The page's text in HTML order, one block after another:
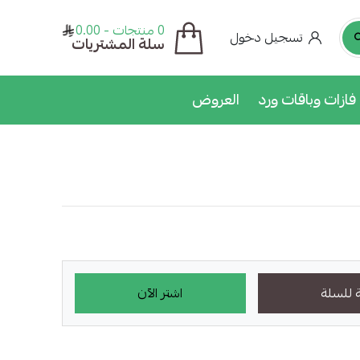
تسجيل دخول سلة المشتريات
0 منتجات - 0.00
فازات وباقات ورد العروض
للسلة اشتر الآن